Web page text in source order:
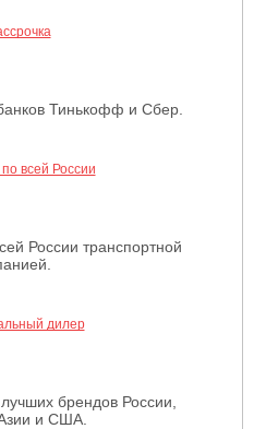
Тинькофф и Сбер.
России транспортной
брендов России,
и США.